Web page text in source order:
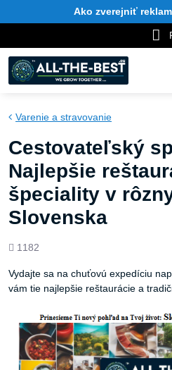
Ako zverejniť
Varenie a stravovanie
Cestovateľský
Najlepšie
špeciality v
Slovenska
Počet
1182
Vydajte sa na chuťovú expedíciu
vám tie najlepšie reštaurácie a